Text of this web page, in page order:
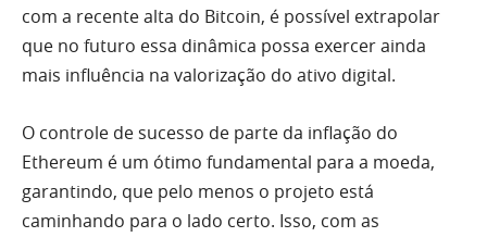
com a recente alta do Bitcoin, é possível extrapolar
que no futuro essa dinâmica possa exercer ainda
mais influência na valorização do ativo digital.
O controle de sucesso de parte da inflação do
Ethereum é um ótimo fundamental para a moeda,
garantindo, que pelo menos o projeto está
caminhando para o lado certo. Isso, com as